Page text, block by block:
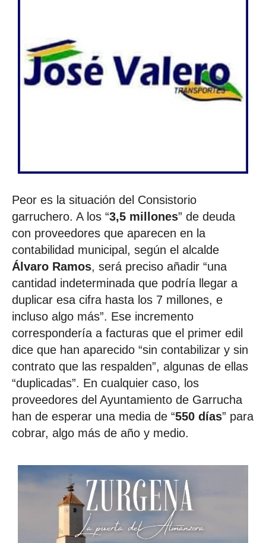
Peor es la situación del Consistorio
garruchero. A los “3,5 millones” de deuda
con proveedores que aparecen en la
contabilidad municipal, según el alcalde
Álvaro Ramos, será preciso añadir “una
cantidad indeterminada que podría llegar a
duplicar esa cifra hasta los 7 millones, e
incluso algo más”. Ese incremento
correspondería a facturas que el primer edil
dice que han aparecido “sin contabilizar y sin
contrato que las respalden”, algunas de ellas
“duplicadas”. En cualquier caso, los
proveedores del Ayuntamiento de Garrucha
han de esperar una media de “550 días” para
cobrar, algo más de año y medio.